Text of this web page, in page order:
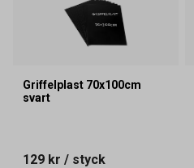
Griffelplast 70x100cm
svart
129 kr / styck